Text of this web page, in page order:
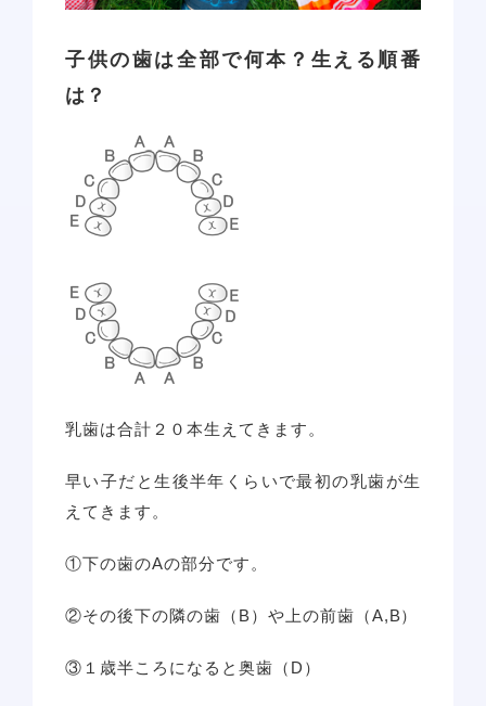
子供の歯は全部で何本？生える順番
は？
乳歯は合計２０本生えてきます。
早い子だと生後半年くらいで最初の乳歯が生
えてきます。
①下の歯のAの部分です。
②その後下の隣の歯（B）や上の前歯（A,B）
③１歳半ころになると奥歯（D）